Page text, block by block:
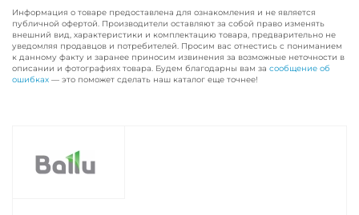
Информация о товаре предоставлена для ознакомления и не является
публичной офертой. Производители оставляют за собой право изменять
внешний вид, характеристики и комплектацию товара, предварительно не
уведомляя продавцов и потребителей. Просим вас отнестись с пониманием
к данному факту и заранее приносим извинения за возможные неточности в
описании и фотографиях товара. Будем благодарны вам за сообщение об
ошибках — это поможет сделать наш каталог еще точнее!